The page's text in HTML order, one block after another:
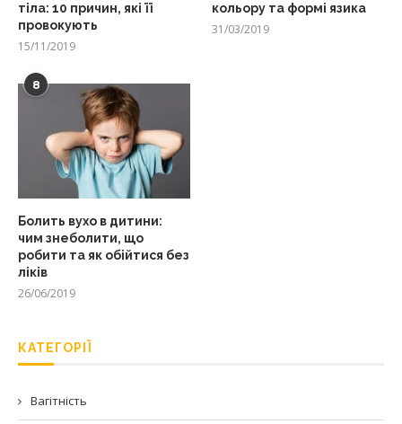
тіла: 10 причин, які її
провокують
15/11/2019
кольору та формі язика
31/03/2019
8
Болить вухо в дитини:
чим знеболити, що
робити та як обійтися без
ліків
26/06/2019
КАТЕГОРІЇ
Вагітність